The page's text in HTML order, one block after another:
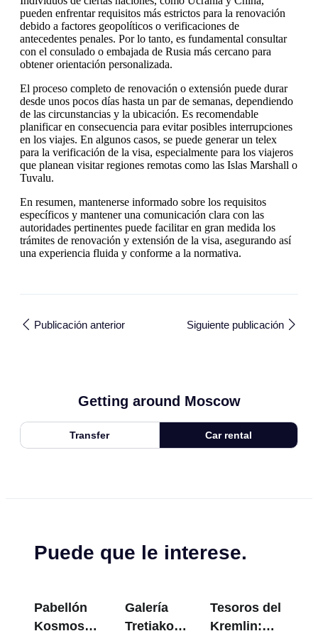
pueden enfrentar requisitos más estrictos para la renovación
debido a factores geopolíticos o verificaciones de
antecedentes penales. Por lo tanto, es fundamental consultar
con el consulado o embajada de Rusia más cercano para
obtener orientación personalizada.
El proceso completo de renovación o extensión puede durar
desde unos pocos días hasta un par de semanas, dependiendo
de las circunstancias y la ubicación. Es recomendable
planificar en consecuencia para evitar posibles interrupciones
en los viajes. En algunos casos, se puede generar un telex
para la verificación de la visa, especialmente para los viajeros
que planean visitar regiones remotas como las Islas Marshall o
Tuvalu.
En resumen, mantenerse informado sobre los requisitos
específicos y mantener una comunicación clara con las
autoridades pertinentes puede facilitar en gran medida los
trámites de renovación y extensión de la visa, asegurando así
una experiencia fluida y conforme a la normativa.
Publicación anterior Siguiente publicación
Getting around Moscow
Transfer Car rental
Puede que le interese.
Pabellón
Kosmos
Galería
Tretiakov:
Tesoros del
Kremlin: